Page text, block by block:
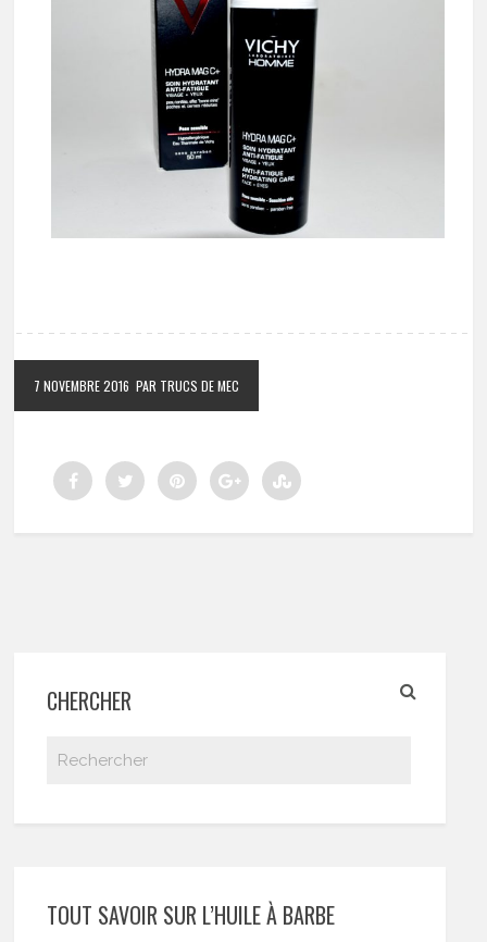
7 NOVEMBRE 2016 PAR TRUCS DE MEC
CHERCHER
TOUT SAVOIR SUR L’HUILE À BARBE